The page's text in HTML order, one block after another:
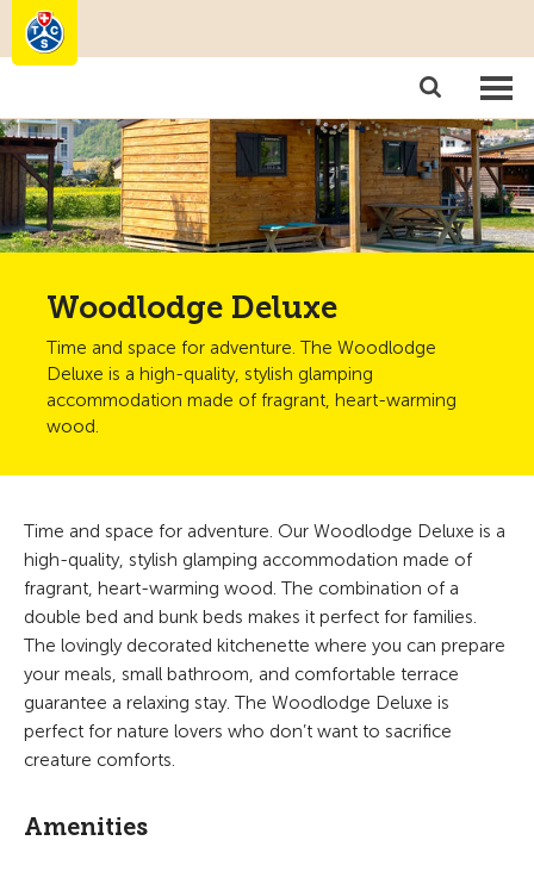
Woodlodge Deluxe
Time and space for adventure. The Woodlodge
Deluxe is a high-quality, stylish glamping
accommodation made of fragrant, heart-warming
wood.
Time and space for adventure. Our Woodlodge Deluxe is a
high-quality, stylish glamping accommodation made of
fragrant, heart-warming wood. The combination of a
double bed and bunk beds makes it perfect for families.
The lovingly decorated kitchenette where you can prepare
your meals, small bathroom, and comfortable terrace
guarantee a relaxing stay. The Woodlodge Deluxe is
perfect for nature lovers who don’t want to sacrifice
creature comforts.
Amenities